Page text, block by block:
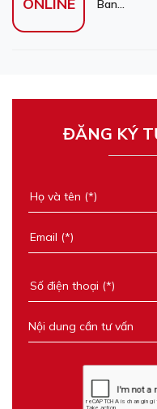
Ban...
ĐĂNG KÝ